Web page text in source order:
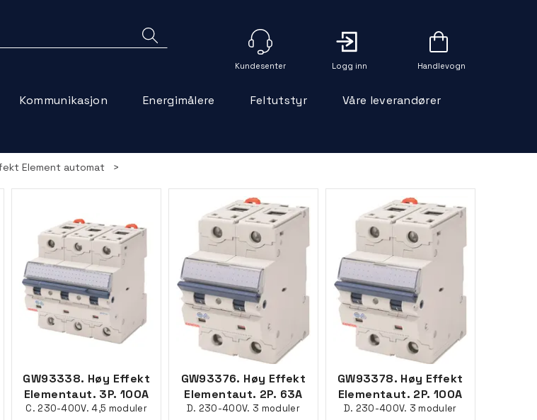
Logg inn Handlevogn
Kommunikasjon Energimålere Feltutstyr Våre leverandører
Element automat >
GW93338. Høy Effekt
Elementaut. 3P. 100A
C. 230-400V. 4,5 moduler
GW93376. Høy Effekt
Elementaut. 2P. 63A
D. 230-400V. 3 moduler
GW93378. Høy Effekt
Elementaut. 2P. 100A
D. 230-400V. 3 moduler